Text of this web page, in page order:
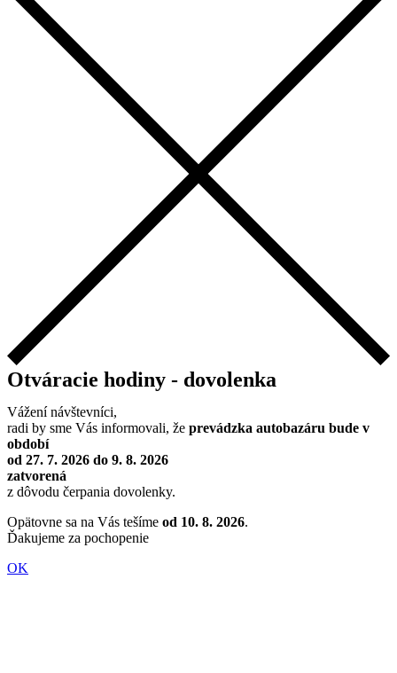
Otváracie hodiny - dovolenka
Vážení návštevníci,
radi by sme Vás informovali, že prevádzka autobazáru bude v
období
od 27. 7. 2026 do 9. 8. 2026
zatvorená
z dôvodu čerpania dovolenky.
Opätovne sa na Vás tešíme od 10. 8. 2026.
Ďakujeme za pochopenie
OK